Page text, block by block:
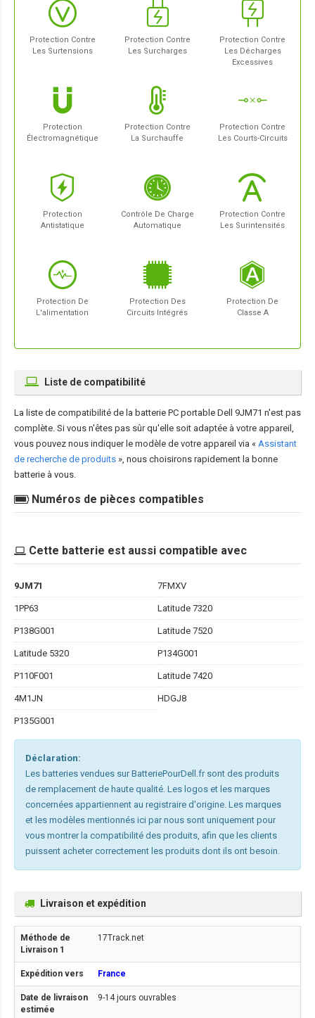
Protection Contre
Les Surtensions
Protection Contre
Les Surcharges
Protection Contre
Les Décharges
Excessives
Protection
Électromagnétique
Protection Contre
La Surchauffe
Protection Contre
Les Courts-Circuits
Protection
Antistatique
Contrôle De Charge
Automatique
Protection Contre
Les Surintensités
Protection De
L'alimentation
Protection Des
Circuits Intégrés
Protection De
Classe A
Liste de compatibilité
La liste de compatibilité de la batterie PC portable Dell 9JM71 n'est pas
complète. Si vous n'êtes pas sûr qu'elle soit adaptée à votre appareil,
vous pouvez nous indiquer le modèle de votre appareil via « Assistant
de recherche de produits », nous choisirons rapidement la bonne
batterie à vous.
Numéros de pièces compatibles
Cette batterie est aussi compatible avec
9JM71 7FMXV
1PP63 Latitude 7320
P138G001 Latitude 7520
Latitude 5320 P134G001
P110F001 Latitude 7420
4M1JN HDGJ8
P135G001
Déclaration:
Les batteries vendues sur BatteriePourDell.fr sont des produits
de remplacement de haute qualité. Les logos et les marques
concernées appartiennent au registraire d'origine. Les marques
et les modèles mentionnés ici par nous sont uniquement pour
vous montrer la compatibilité des produits, afin que les clients
puissent acheter correctement les produits dont ils ont besoin.
Livraison et expédition
17Track.net
France
9-14 jours ouvrables